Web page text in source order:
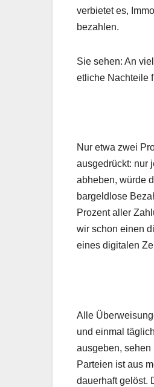
verbietet es,
bezahlen.
Sie sehen: An
etliche Nachteile
Nur etwa zwei
ausgedrückt: nur
abheben, würde
bargeldlose
Prozent aller
wir schon einen
eines digitalen
Alle
und einmal
ausgeben, sehen
Parteien ist aus
dauerhaft gelöst.